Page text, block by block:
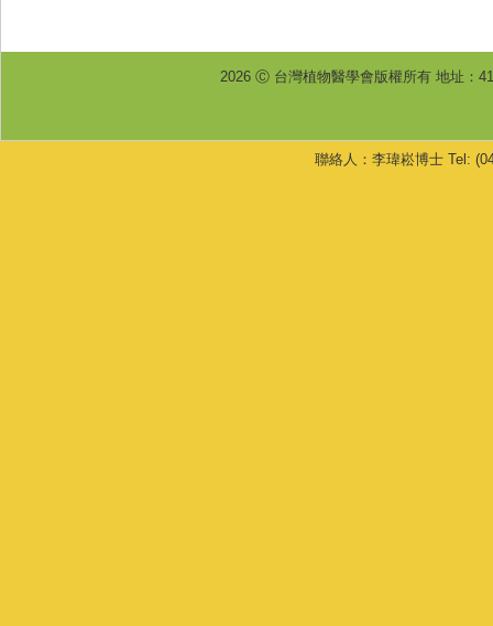
2026 Ⓒ 台灣植物醫學會版權所有 地址：
聯絡人：李瑋崧博士 Tel: